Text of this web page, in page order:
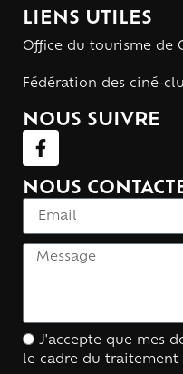
LIENS UTILES
Office du tourisme de
Fédération des ciné-
NOUS SUIVRE
NOUS
J'accepte que mes
le cadre du traitement